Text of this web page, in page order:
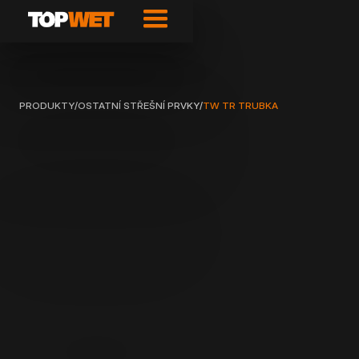
PRODUKTY/OSTATNÍ STŘEŠNÍ PRVKY/TW TR TRUBKA